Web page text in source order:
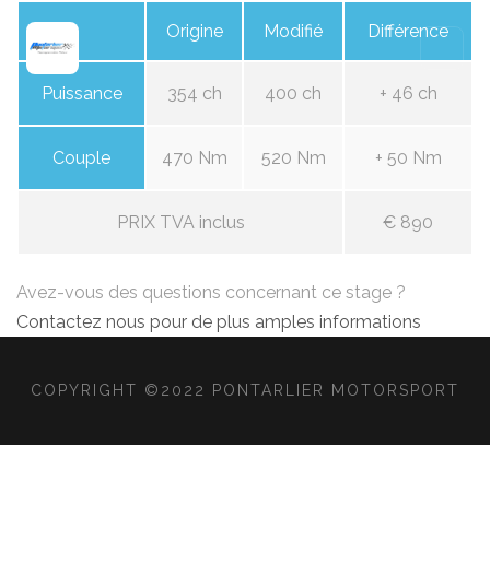
Origine Modifié Différence
Puissance 354 ch 400 ch + 46 ch
Couple 470 Nm 520 Nm + 50 Nm
PRIX TVA inclus € 890
Avez-vous des questions concernant ce stage ?
Contactez nous pour de plus amples informations
COPYRIGHT ©2022 PONTARLIER MOTORSPORT